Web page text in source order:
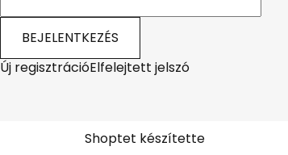
BEJELENTKEZÉS
Új regisztrációElfelejtett jelszó
Shoptet készítette